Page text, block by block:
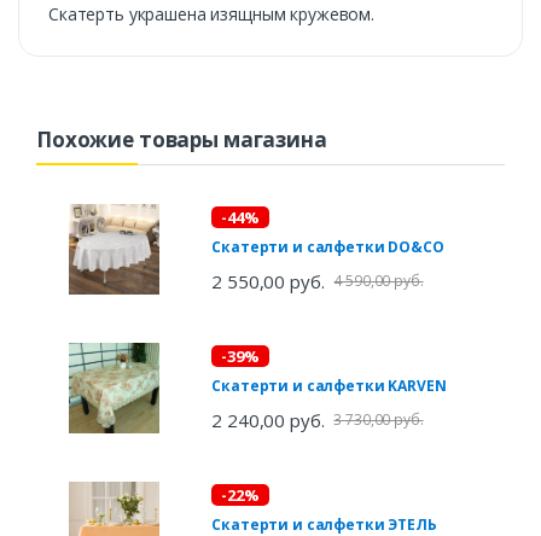
Скатерть украшена изящным кружевом.
Похожие товары магазина
-44%
Скатерти и салфетки DO&CO
2 550,00 руб. 4 590,00 руб.
-39%
Скатерти и салфетки KARVEN
2 240,00 руб. 3 730,00 руб.
-22%
Скатерти и салфетки ЭТЕЛЬ